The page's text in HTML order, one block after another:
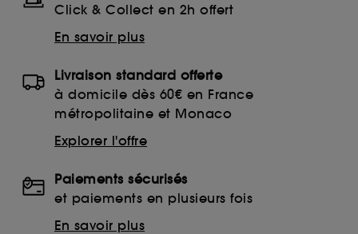
Click & Collect en 2h offert
En savoir plus
Livraison standard offerte
à domicile dès 60€ en France
métropolitaine et Monaco
Explorer l'offre
Paiements sécurisés
et paiements en plusieurs fois
En savoir plus